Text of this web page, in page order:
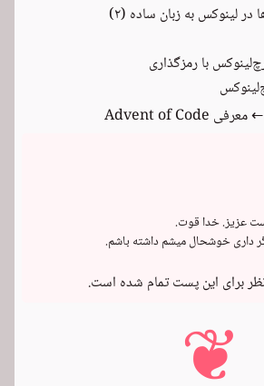
لینوکس به زبان ساده (۲)
با رمزگذاری
← معرفی Advent of Code
برای این پست تمام شده است.